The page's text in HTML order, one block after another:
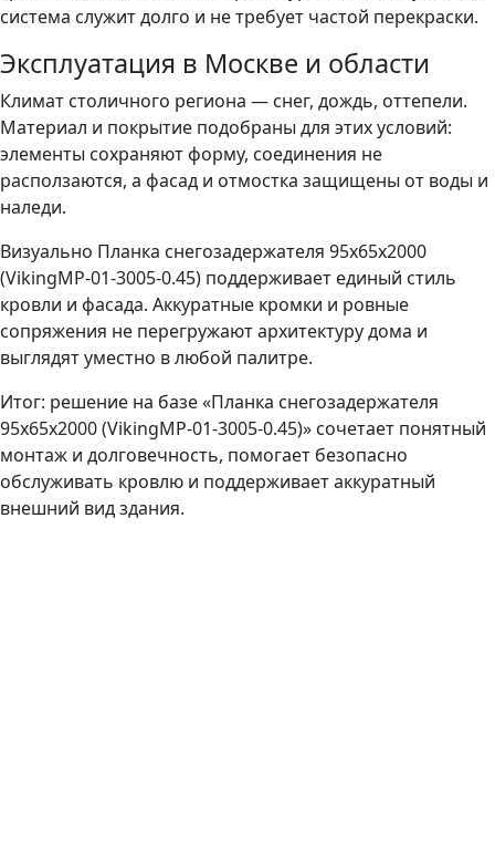
система служит долго и не требует частой перекраски.
Эксплуатация в Москве и области
Климат столичного региона — снег, дождь, оттепели.
Материал и покрытие подобраны для этих условий:
элементы сохраняют форму, соединения не
расползаются, а фасад и отмостка защищены от воды и
наледи.
Визуально Планка снегозадержателя 95х65х2000
(VikingMP-01-3005-0.45) поддерживает единый стиль
кровли и фасада. Аккуратные кромки и ровные
сопряжения не перегружают архитектуру дома и
выглядят уместно в любой палитре.
Итог: решение на базе «Планка снегозадержателя
95х65х2000 (VikingMP-01-3005-0.45)» сочетает понятный
монтаж и долговечность, помогает безопасно
обслуживать кровлю и поддерживает аккуратный
внешний вид здания.